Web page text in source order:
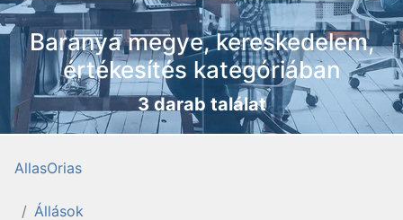
Baranya megye, kereskedelem,
értékesítés kategóriában
3 darab találat
AllasOrias
Állások